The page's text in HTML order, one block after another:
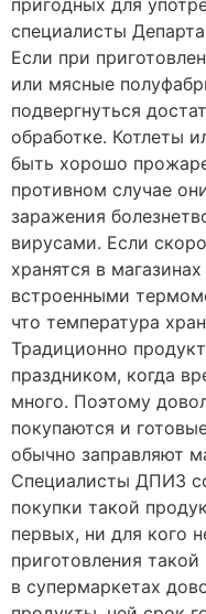
пригодных для
специалисты
Если при
или мясные
подвергнуться
обработке. Котлеты
быть хорошо
противном случае
заражения
вирусами. Если
хранятся в
встроенными
что температура
Традиционно
праздником, когда
много. Поэтому
покупаются и
обычно заправляют
Специалисты ДПИЗ
покупки такой
первых, ни для кого
приготовления
в супермаркетах